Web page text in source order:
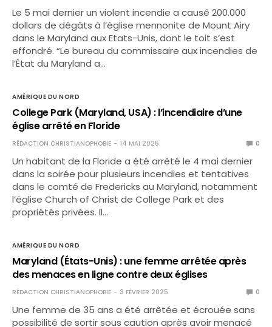
Le 5 mai dernier un violent incendie a causé 200.000
dollars de dégâts à l’église mennonite de Mount Airy
dans le Maryland aux Etats-Unis, dont le toit s’est
effondré. “Le bureau du commissaire aux incendies de
l’État du Maryland a…
AMÉRIQUE DU NORD
College Park (Maryland, USA) : l’incendiaire d’une
église arrêté en Floride
RÉDACTION CHRISTIANOPHOBIE 14 MAI 2025 0
Un habitant de la Floride a été arrêté le 4 mai dernier
dans la soirée pour plusieurs incendies et tentatives
dans le comté de Fredericks au Maryland, notamment
l’église Church of Christ de College Park et des
propriétés privées. Il…
AMÉRIQUE DU NORD
Maryland (États-Unis) : une femme arrêtée après
des menaces en ligne contre deux églises
RÉDACTION CHRISTIANOPHOBIE 3 FÉVRIER 2025 0
Une femme de 35 ans a été arrêtée et écrouée sans
possibilité de sortir sous caution après avoir menacé